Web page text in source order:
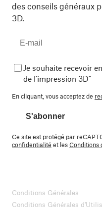
des conseils généraux
3D.
Je souhaite recevoir
de l'impression 3D"
En cliquant, vous acceptez de
S'abonner
Ce site est protégé par
confidentialité et lesConditions
Conditions Générales
Conditions Générales